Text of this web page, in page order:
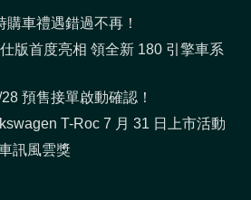
車禮遇錯過不再！
版首度亮相 領全新 180 引擎車系
預售接單啟動確認！
T-Roc 7 月 31 日上市活動
訊風雲獎